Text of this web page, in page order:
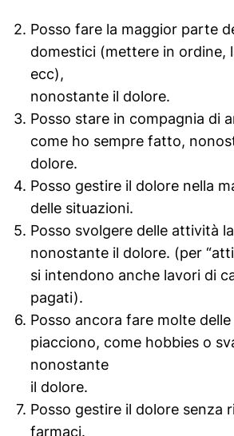
Posso fare la maggior parte
domestici (mettere in ordine,
ecc),
nonostante il dolore.
Posso stare in compagnia di
come ho sempre fatto,
dolore.
Posso gestire il dolore nella
delle situazioni.
Posso svolgere delle attività
nonostante il dolore. (per
si intendono anche lavori di
pagati).
Posso ancora fare molte
piacciono, come hobbies o
nonostante
il dolore.
Posso gestire il dolore senza
farmaci.